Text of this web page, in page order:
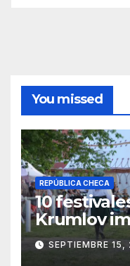
You missed
REPÚBLICA CHECA
10
Krumlov
SEPTIEMBRE